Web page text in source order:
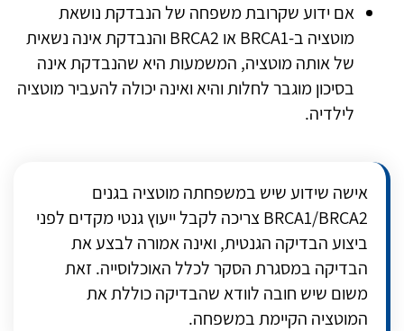
אם ידוע שקרובת משפחה של הנבדקת נושאת
מוטציה ב-BRCA1או BRCA2והנבדקת אינה נשאית
של אותה מוטציה, המשמעות היא שהנבדקת אינה
בסיכון מוגבר לחלות והיא ואינה יכולה להעביר מוטציה
לילדיה.
אישה שידוע שיש במשפחתה מוטציה בגנים
BRCA1/BRCA2צריכה לקבל ייעוץ גנטי מקדים לפני
ביצוע הבדיקה הגנטית, ואינה אמורה לבצע את
הבדיקה במסגרת הסקר לכלל האוכלוסייה. זאת
משום שיש חובה לוודא שהבדיקה כוללת את
המוטציה הקיימת במשפחה.